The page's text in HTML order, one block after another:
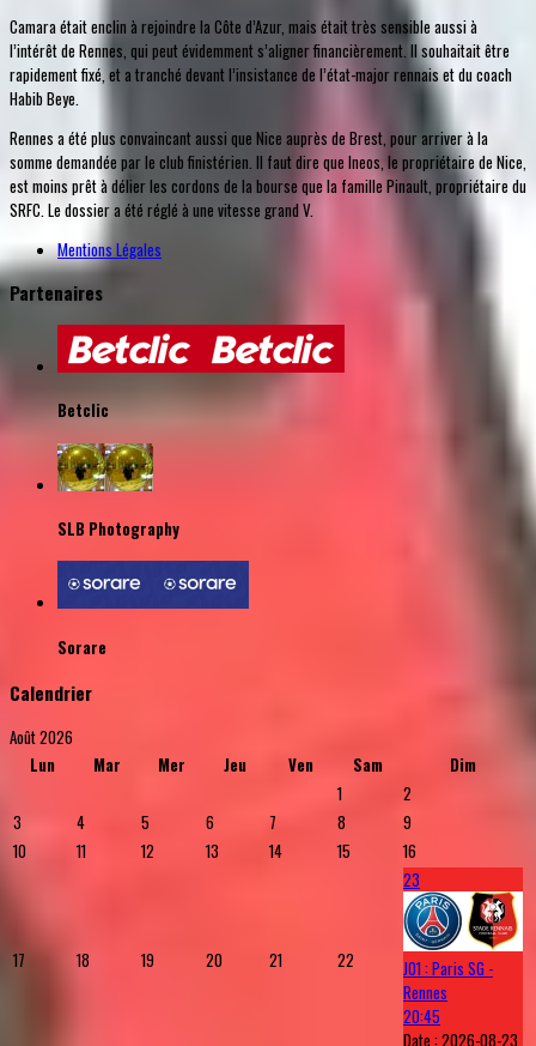
Camara était enclin à rejoindre la Côte d’Azur, mais était très sensible aussi à
l’intérêt de Rennes, qui peut évidemment s’aligner financièrement. Il souhaitait être
rapidement fixé, et a tranché devant l’insistance de l’état-major rennais et du coach
Habib Beye.
Rennes a été plus convaincant aussi que Nice auprès de Brest, pour arriver à la
somme demandée par le club finistérien. Il faut dire que Ineos, le propriétaire de Nice,
est moins prêt à délier les cordons de la bourse que la famille Pinault, propriétaire du
SRFC. Le dossier a été réglé à une vitesse grand V.
Mentions Légales
Partenaires
Betclic
SLB Photography
Sorare
Calendrier
Août 2026
Lun
Mar Mer Jeu Ven Sam
Dim
1
2
3
4 5 6 7 8
9
10
11 12 13 14 15 16
17 18 19 20 21 22
23
J01 : Paris SG -
Rennes
20:45
Date :2026-08-23